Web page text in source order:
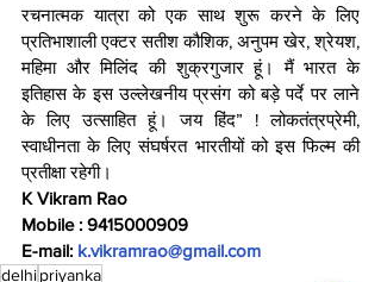
रचनात्मक यात्रा को एक साथ शुरू करने के लिए
प्रतिभाशाली एक्टर सतीश कौशिक, अनुपम खेर, श्रेयश,
महिमा और मिलिंद की शुक्रगुजार हूं। मैं भारत के
इतिहास के इस उल्लेखनीय प्रसंग को बड़े पर्दे पर लाने
के लिए उत्साहित हूं। जय हिंद” ! लोकतंत्रप्रेमी,
स्वाधीनता के लिए संघर्षरत भारतीयों को इस फिल्म की
प्रतीक्षा रहेगी।
K Vikram Rao
Mobile : 9415000909
E-mail: k.vikramrao@gmail.com
delhipriyanka